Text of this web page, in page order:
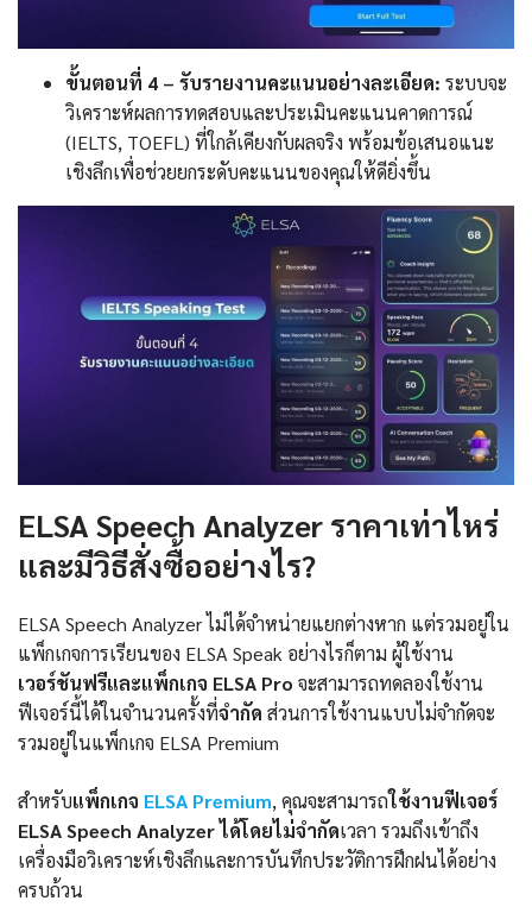
ขั้นตอนที่ 4 – รับรายงานคะแนนอย่างละเอียด: ระบบจะ
วิเคราะห์ผลการทดสอบและประเมินคะแนนคาดการณ์
(IELTS, TOEFL) ที่ใกล้เคียงกับผลจริง พร้อมข้อเสนอแนะ
เชิงลึกเพื่อช่วยยกระดับคะแนนของคุณให้ดียิ่งขึ้น
ELSA Speech Analyzer ราคาเท่าไหร่
และมีวิธีสั่งซื้ออย่างไร?
ELSA Speech Analyzer ไม่ได้จำหน่ายแยกต่างหาก แต่รวมอยู่ใน
แพ็กเกจการเรียนของ ELSA Speak อย่างไรก็ตาม ผู้ใช้งาน
เวอร์ชันฟรีและแพ็กเกจ ELSA Pro จะสามารถทดลองใช้งาน
ฟีเจอร์นี้ได้ในจำนวนครั้งที่จำกัด ส่วนการใช้งานแบบไม่จำกัดจะ
รวมอยู่ในแพ็กเกจ ELSA Premium
สำหรับแพ็กเกจ ELSA Premium, คุณจะสามารถใช้งานฟีเจอร์
ELSA Speech Analyzerได้โดยไม่จำกัดเวลา รวมถึงเข้าถึง
เครื่องมือวิเคราะห์เชิงลึกและการบันทึกประวัติการฝึกฝนได้อย่าง
ครบถ้วน